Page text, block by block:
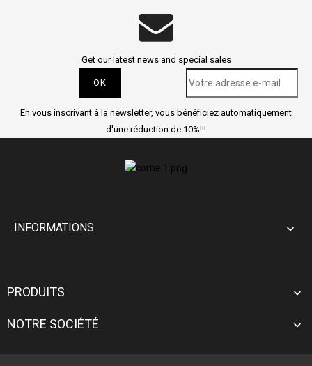
Get our latest news and special sales
En vous inscrivant à la newsletter, vous bénéficiez automatiquement
d'une réduction de 10%!!!
INFORMATIONS 
PRODUITS 
NOTRE SOCIÉTÉ 